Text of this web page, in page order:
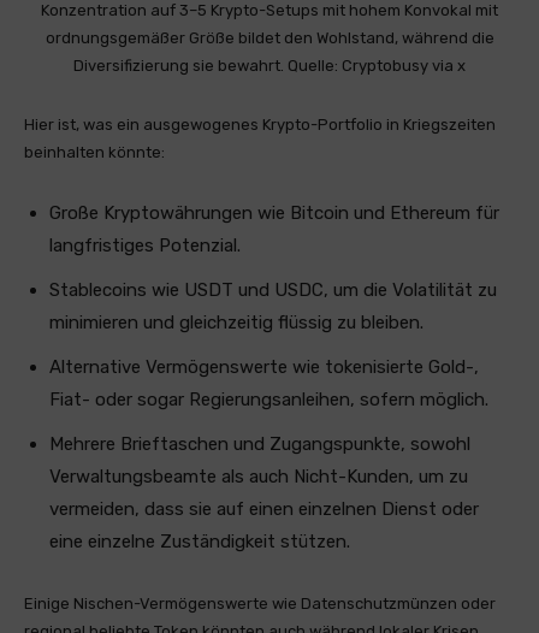
Konzentration auf 3–5 Krypto-Setups mit hohem Konvokal mit
ordnungsgemäßer Größe bildet den Wohlstand, während die
Diversifizierung sie bewahrt. Quelle: Cryptobusy via x
Hier ist, was ein ausgewogenes Krypto-Portfolio in Kriegszeiten
beinhalten könnte:
Große Kryptowährungen wie Bitcoin und Ethereum für
langfristiges Potenzial.
Stablecoins wie USDT und USDC, um die Volatilität zu
minimieren und gleichzeitig flüssig zu bleiben.
Alternative Vermögenswerte wie tokenisierte Gold-,
Fiat- oder sogar Regierungsanleihen, sofern möglich.
Mehrere Brieftaschen und Zugangspunkte, sowohl
Verwaltungsbeamte als auch Nicht-Kunden, um zu
vermeiden, dass sie auf einen einzelnen Dienst oder
eine einzelne Zuständigkeit stützen.
Einige Nischen-Vermögenswerte wie Datenschutzmünzen oder